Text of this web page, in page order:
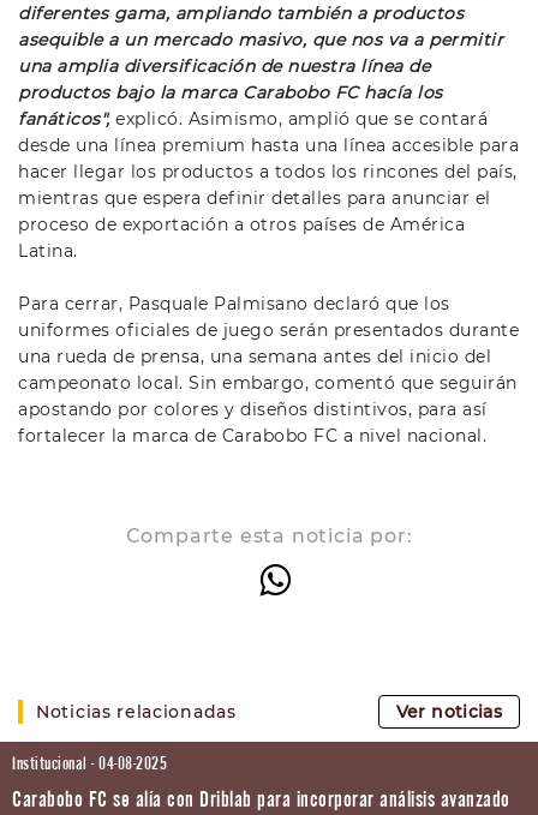
diferentes gama, ampliando también a productos
asequible a un mercado masivo, que nos va a permitir
una amplia diversificación de nuestra línea de
productos bajo la marca Carabobo FC hacía los
fanáticos", explicó. Asimismo, amplió que se contará
desde una línea premium hasta una línea accesible para
hacer llegar los productos a todos los rincones del país,
mientras que espera definir detalles para anunciar el
proceso de exportación a otros países de América
Latina.
Para cerrar, Pasquale Palmisano declaró que los
uniformes oficiales de juego serán presentados durante
una rueda de prensa, una semana antes del inicio del
campeonato local. Sin embargo, comentó que seguirán
apostando por colores y diseños distintivos, para así
fortalecer la marca de Carabobo FC a nivel nacional.
Comparte esta noticia por:
Noticias relacionadas Ver noticias
Institucional - 04-08-2025
Carabobo FC se alía con Driblab para incorporar análisis avanzado